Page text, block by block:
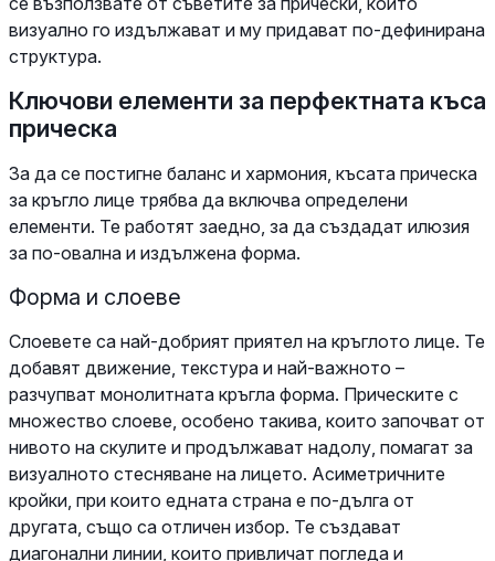
визуално го издължават и му придават по-дефинирана
структура.
Ключови елементи за перфектната къса
прическа
За да се постигне баланс и хармония, късата прическа
за кръгло лице трябва да включва определени
елементи. Те работят заедно, за да създадат илюзия
за по-овална и издължена форма.
Форма и слоеве
Слоевете са най-добрият приятел на кръглото лице. Те
добавят движение, текстура и най-важното –
разчупват монолитната кръгла форма. Прическите с
множество слоеве, особено такива, които започват от
нивото на скулите и продължават надолу, помагат за
визуалното стесняване на лицето. Асиметричните
кройки, при които едната страна е по-дълга от
другата, също са отличен избор. Те създават
диагонални линии, които привличат погледа и